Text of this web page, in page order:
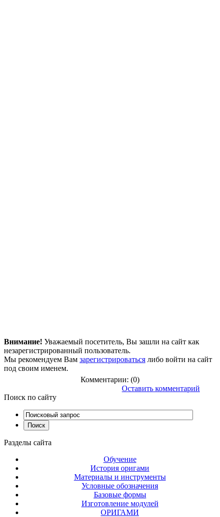
Внимание! Уважаемый посетитель, Вы зашли на сайт как
незарегистрированный пользователь.
Мы рекомендуем Вам зарегистрироваться либо войти на сайт
под своим именем.
Комментарии: (0)
Оставить комментарий
Поиск по сайту
Разделы сайта
Обучение
История оригами
Материалы и инструменты
Условные обозначения
Базовые формы
Изготовление модулей
ОРИГАМИ